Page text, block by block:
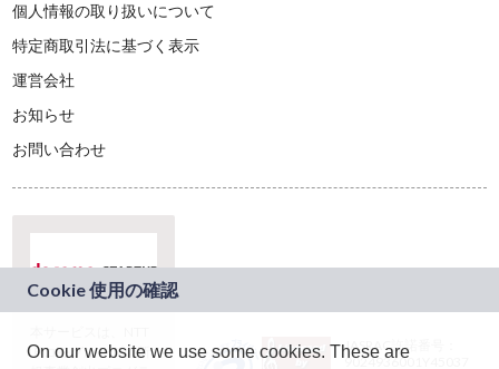
On our website we use some cookies. These are
個人情報の取り扱いについて
特定商取引法に基づく表示
運営会社
お知らせ
お問い合わせ
ドコモグループの新
JASRAC許諾番号：
9024936001Y45037